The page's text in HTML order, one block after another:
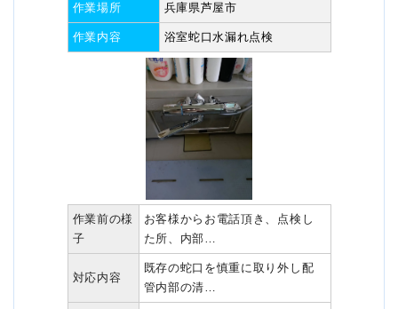
作業場所 兵庫県芦屋市
作業内容 浴室蛇口水漏れ点検
作業前の様
子
お客様からお電話頂き、点検し
た所、内部…
対応内容
既存の蛇口を慎重に取り外し配
管内部の清…